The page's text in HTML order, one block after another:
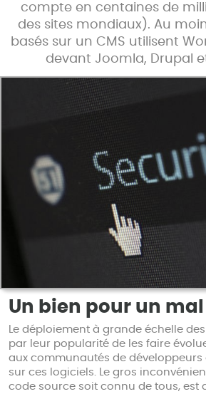
compte en centaines de
des sites mondiaux). Au
basés sur un CMS utilisent
devant Joomla, Drupal
Un bien pour un mal
Le déploiement à grande échelle
par leur popularité de les faire
aux communautés de développeurs
sur ces logiciels. Le gros
code source soit connu de tous, est